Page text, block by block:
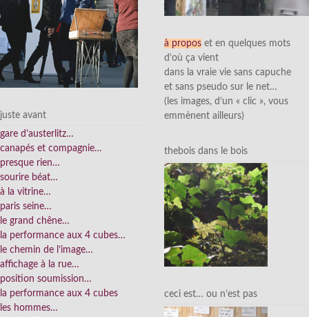
juste avant
gare d’austerlitz…
canapés et compagnie…
presque rien…
sourire béat…
à la vitrine…
paris seine…
le grand chêne…
la performance aux 4 cubes…
le chemin de l’image…
affichage à la rue…
position soumission…
la performance aux 4 cubes
les hommes…
à propos et en quelques mots
d’où ça vient
dans la vraie vie sans capuche
et sans pseudo sur le net…
(les images, d’un « clic », vous
emmènent ailleurs)
thebois dans le bois
ceci est… ou n’est pas